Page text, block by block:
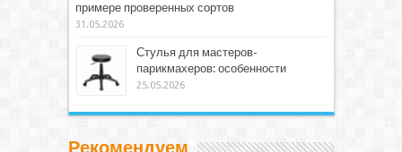
примере проверенных сортов
31.05.2026
Стулья для мастеров-
парикмахеров: особенности
25.05.2026
Рекомендуем